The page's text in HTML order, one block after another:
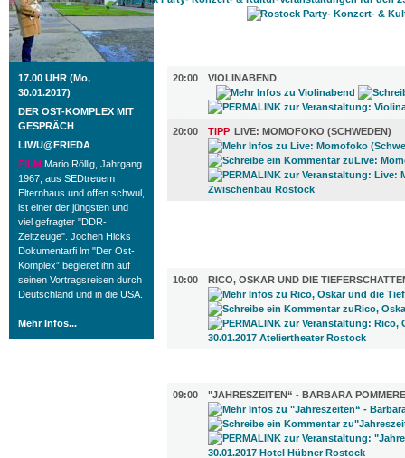
17.00 UHR (Mo,
30.01.2017)
DER OST-KOMPLEX MIT
GESPRÄCH
LIWU@FRIEDA
FILM Mario Röllig, Jahrgang
1967, aus SEDtreuem
Elternhaus und offen schwul,
ist einer der jüngsten und
viel gefragter "DDR-
Zeitzeuge". Jochen Hicks
Dokumentarfi lm "Der Ost-
Komplex” begleitet ihn auf
seinen Vortragsreisen durch
Deutschland und in die USA.
Mehr Infos...
20:00
VIOLINABEND
20:00 TIPP LIVE: MOMOFOKO (SCHWEDEN)
10:00
RICO, OSKAR UND DIE
09:00
"JAHRESZEITEN“ - BARBARA